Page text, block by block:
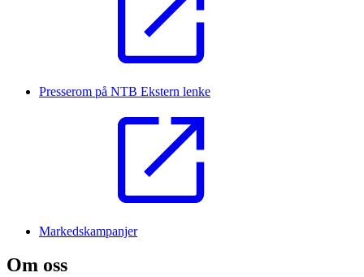
Presserom på NTB Ekstern lenke
Markedskampanjer
Om oss